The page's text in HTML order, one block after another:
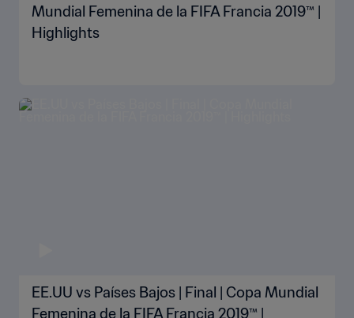
Mundial Femenina de la FIFA Francia 2019™ |
Highlights
EE.UU vs Países Bajos | Final | Copa Mundial
Femenina de la FIFA Francia 2019™ |